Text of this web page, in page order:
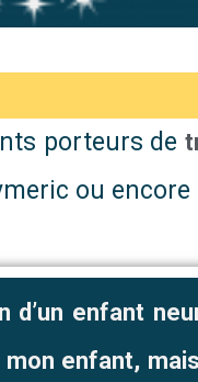
porteurs de
ou
d’un enfant
enfant,